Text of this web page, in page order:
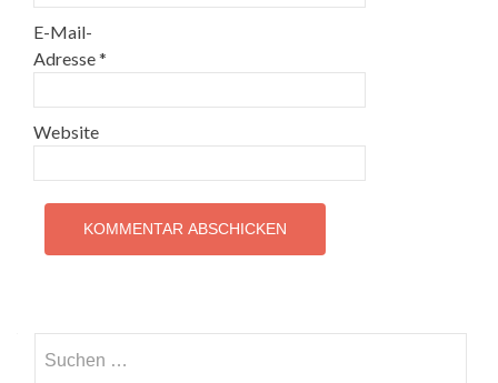
E-Mail-
Adresse*
Website
nach: